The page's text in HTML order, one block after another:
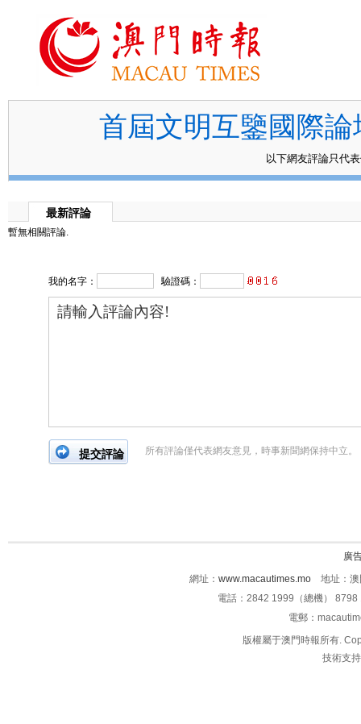
首屆文明互鑒國際
以下網友評論只代
最新評論
暫無相關評論.
我的名字： 驗證碼：
所有評論僅代表網友意見，時事新聞網保持中立。
廣
網址： www.macautimes.mo 地址：澳
電話：2842 1999（總機）
電郵：
版權屬于澳門時報所有.
技術支